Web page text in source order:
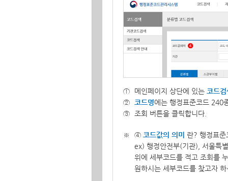
메인페이지 상단에 있는 코드
코드명에는 행정표준코드 240
조회 버튼을 클릭합니다.
④ 코드값의 의미 란? 행정표
ex) 행정안전부(기관), 서울특
위에 세부코드를 적고 조회를
원하시는 세부코드를 찾고자